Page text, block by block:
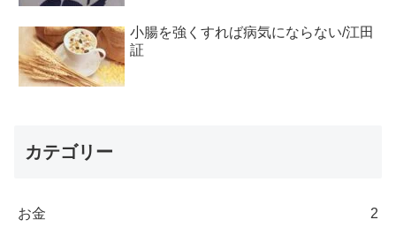
小腸を強くすれば病気にならない/江田
証
カテゴリー
お金 2